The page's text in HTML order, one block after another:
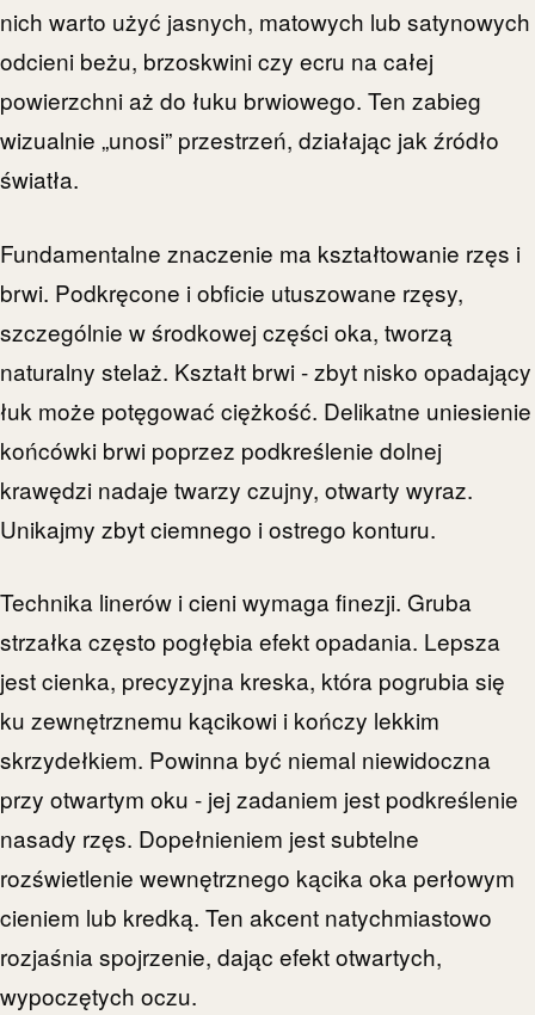
nich warto użyć jasnych, matowych lub satynowych
odcieni beżu, brzoskwini czy ecru na całej
powierzchni aż do łuku brwiowego. Ten zabieg
wizualnie „unosi” przestrzeń, działając jak źródło
światła.
Fundamentalne znaczenie ma kształtowanie rzęs i
brwi. Podkręcone i obficie utuszowane rzęsy,
szczególnie w środkowej części oka, tworzą
naturalny stelaż. Kształt brwi - zbyt nisko opadający
łuk może potęgować ciężkość. Delikatne uniesienie
końcówki brwi poprzez podkreślenie dolnej
krawędzi nadaje twarzy czujny, otwarty wyraz.
Unikajmy zbyt ciemnego i ostrego konturu.
Technika linerów i cieni wymaga finezji. Gruba
strzałka często pogłębia efekt opadania. Lepsza
jest cienka, precyzyjna kreska, która pogrubia się
ku zewnętrznemu kącikowi i kończy lekkim
skrzydełkiem. Powinna być niemal niewidoczna
przy otwartym oku - jej zadaniem jest podkreślenie
nasady rzęs. Dopełnieniem jest subtelne
rozświetlenie wewnętrznego kącika oka perłowym
cieniem lub kredką. Ten akcent natychmiastowo
rozjaśnia spojrzenie, dając efekt otwartych,
wypoczętych oczu.